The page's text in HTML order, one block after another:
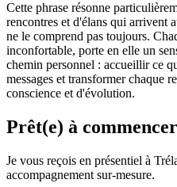
Cette phrase résonne
rencontres et d'élans qui arrivent
ne le comprend pas toujours.
inconfortable, porte en elle un
chemin personnel : accueillir ce
messages et transformer chaque
conscience et d'évolution.
Prêt(e) à
Je vous reçois en présentiel à
accompagnement sur-mesure.